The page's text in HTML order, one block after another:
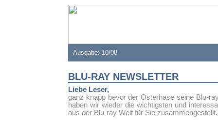
Ausgabe: 10/08
BLU-RAY NEWSLETTER
Liebe Leser,
ganz knapp bevor der Osterhase seine Blu-
haben wir wieder die wichtigsten und
aus der Blu-ray Welt für Sie zusammengestellt.